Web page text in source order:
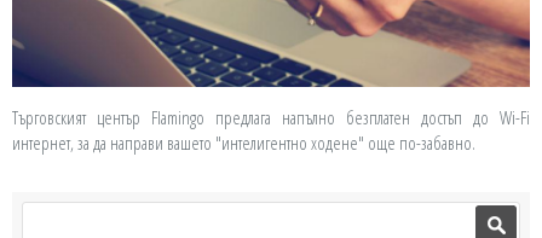
Търговският център Flamingo предлага напълно безплатен достъп до Wi-Fi
интернет, за да направи вашето "интелигентно ходене" още по-забавно.